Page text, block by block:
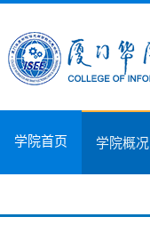
学院首页 学院概况